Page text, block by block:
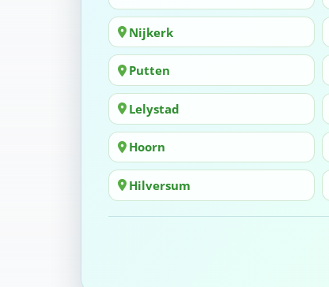
Nijkerk
Putten
Lelystad
Hoorn
Hilversum